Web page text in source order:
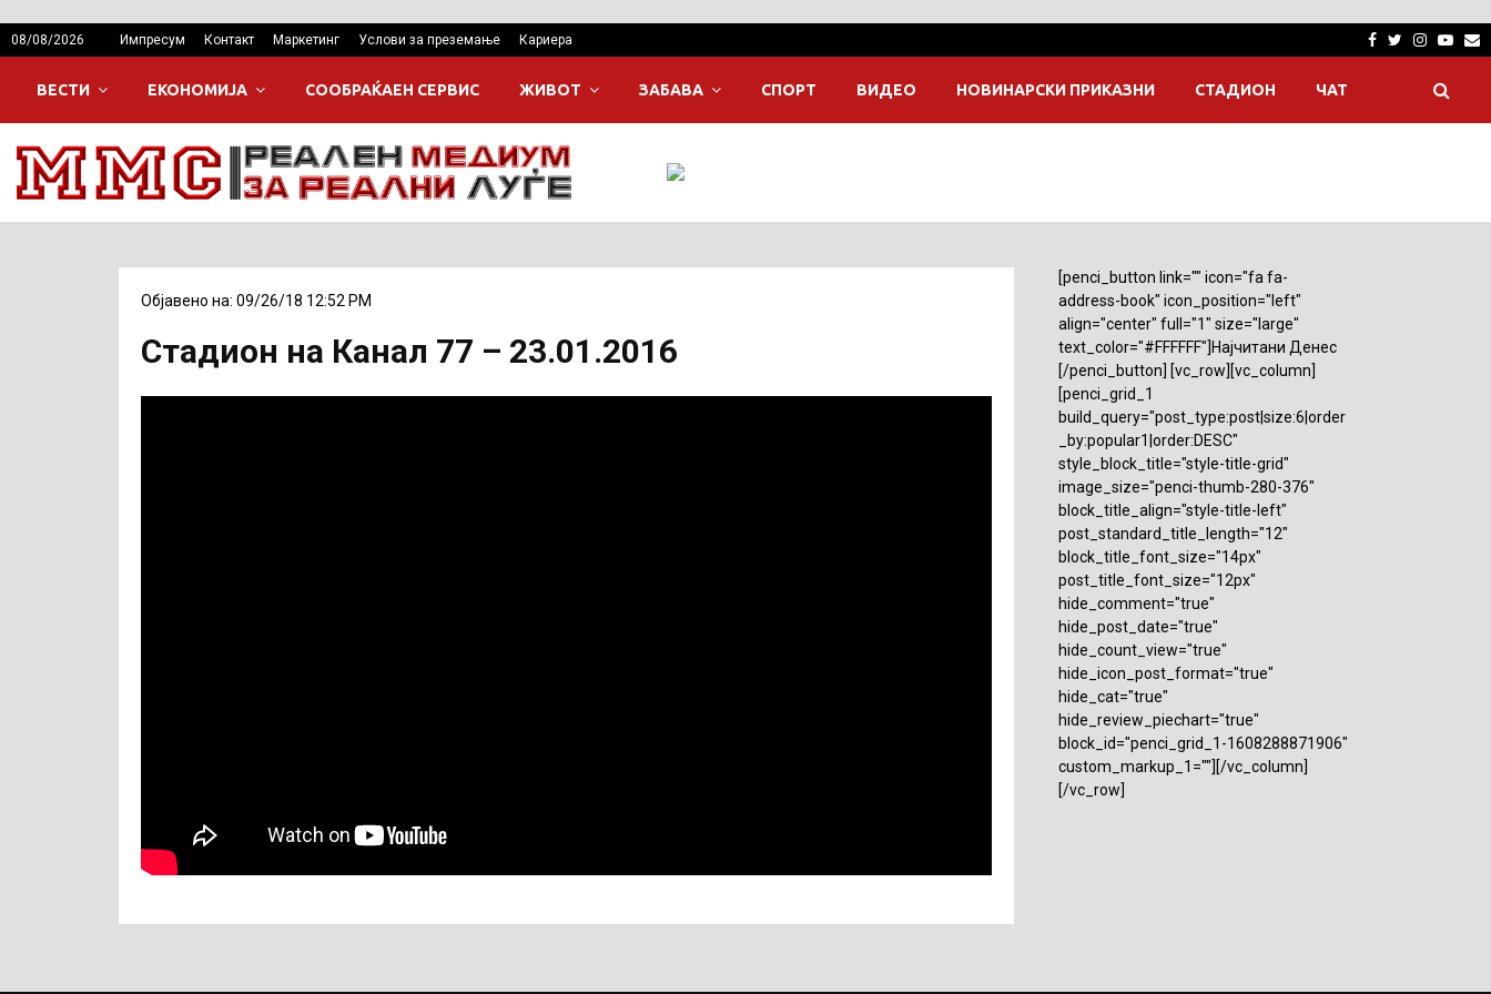
08/08/2026 Импресум Контакт Маркетинг Услови за преземање Кариера Facebook
Twitter
ВЕСТИ ЕКОНОМИЈА СООБРАЌАЕН СЕРВИС ЖИВОТ ЗАБАВА СПОРТ ВИДЕО НОВИНАРСКИ ПРИКАЗНИ СТАДИОН ЧАТ
Објавено на: 09/26/18 12:52 PM
Стадион на Канал 77 – 23.01.2016
[penci_button link="" icon="fa fa-
address-book" icon_position="left"
align="center" full="1" size="large"
text_color="#FFFFFF"]Најчитани Денес
[/penci_button] [vc_row][vc_column]
[penci_grid_1
build_query="post_type:post|size:6|order
_by:popular1|order:DESC"
style_block_title="style-title-grid"
image_size="penci-thumb-280-376"
block_title_align="style-title-left"
post_standard_title_length="12"
block_title_font_size="14px"
post_title_font_size="12px"
hide_comment="true"
hide_post_date="true"
hide_count_view="true"
hide_icon_post_format="true"
hide_cat="true"
hide_review_piechart="true"
block_id="penci_grid_1-1608288871906"
custom_markup_1=""][/vc_column]
[/vc_row]